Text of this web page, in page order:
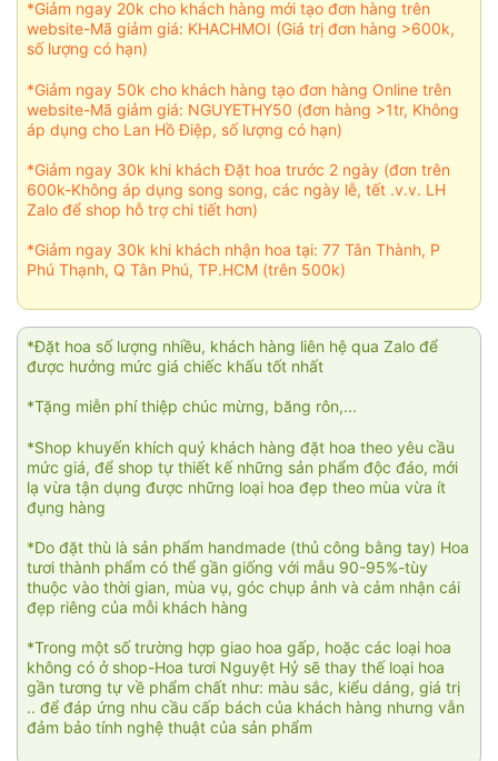
*Giảm ngay 20k cho khách hàng mới tạo đơn hàng trên
website-Mã giảm giá: KHACHMOI (Giá trị đơn hàng >600k,
số lượng có hạn)
*Giảm ngay 50k cho khách hàng tạo đơn hàng Online trên
website-Mã giảm giá: NGUYETHY50 (đơn hàng >1tr, Không
áp dụng cho Lan Hồ Điệp, số lượng có hạn)
*Giảm ngay 30k khi khách Đặt hoa trước 2 ngày (đơn trên
600k-Không áp dụng song song, các ngày lễ, tết .v.v. LH
Zalo để shop hỗ trợ chi tiết hơn)
*Giảm ngay 30k khi khách nhận hoa tại: 77 Tân Thành, P
Phú Thạnh, Q Tân Phú, TP.HCM (trên 500k)
*Đặt hoa số lượng nhiều, khách hàng liên hệ qua Zalo để
được hưởng mức giá chiếc khấu tốt nhất
*Tặng miễn phí thiệp chúc mừng, băng rôn,...
*Shop khuyến khích quý khách hàng đặt hoa theo yêu cầu
mức giá, để shop tự thiết kế những sản phẩm độc đáo, mới
lạ vừa tận dụng được những loại hoa đẹp theo mùa vừa ít
đụng hàng
*Do đặt thù là sản phẩm handmade (thủ công bằng tay) Hoa
tươi thành phẩm có thể gần giống với mẫu 90-95%-tùy
thuộc vào thời gian, mùa vụ, góc chụp ảnh và cảm nhận cái
đẹp riêng của mỗi khách hàng
*Trong một số trường hợp giao hoa gấp, hoặc các loại hoa
không có ở shop-Hoa tươi Nguyệt Hỷ sẽ thay thế loại hoa
gần tương tự về phẩm chất như: màu sắc, kiểu dáng, giá trị
.. để đáp ứng nhu cầu cấp bách của khách hàng nhưng vẫn
đảm bảo tính nghệ thuật của sản phẩm